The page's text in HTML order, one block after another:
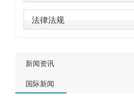
法律法规
新闻资讯
国际新闻